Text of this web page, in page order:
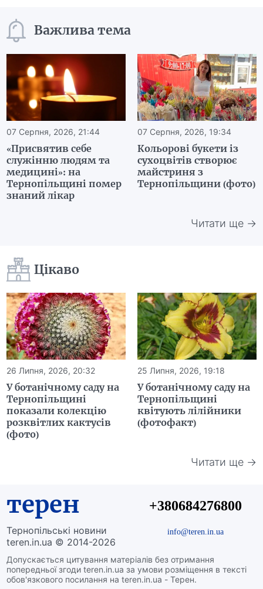
Важлива тема
07 Серпня, 2026, 21:44
«Присвятив себе
служінню людям та
медицині»: на
Тернопільщині помер
знаний лікар
07 Серпня, 2026, 19:34
Кольорові букети із
сухоцвітів створює
майстриня з
Тернопільщини (фото)
Читати ще →
Цікаво
26 Липня, 2026, 20:32
У ботанічному саду на
Тернопільщині
показали колекцію
розквітлих кактусів
(фото)
25 Липня, 2026, 19:18
У ботанічному саду на
Тернопільщині
квітують лілійники
(фотофакт)
Читати ще →
терен
Тернопільські новини
teren.in.ua © 2014-2026
Допускається цитування матеріалів без отримання
попередньої згоди teren.in.ua за умови розміщення в тексті
обов'язкового посилання на teren.in.ua - Терен.
+380684276800
info@teren.in.ua